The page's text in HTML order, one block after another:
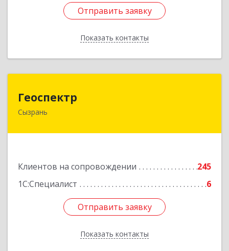
Отправить заявку
Показать контакты
Отправить заявку
Назад
Геоспектр
Сызрань
Клиентов на сопровождении
245
1С:Специалист
6
Отправить заявку
Показать контакты
446001, Самарская обл, Сызрань г, Кирова ул,
Отправить заявку
Назад